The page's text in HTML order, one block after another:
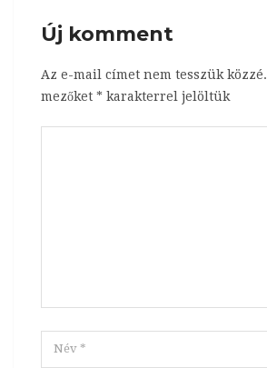
Új komment
Az e-mail címet nem tesszük közzé.
mezőket * karakterrel jelöltük